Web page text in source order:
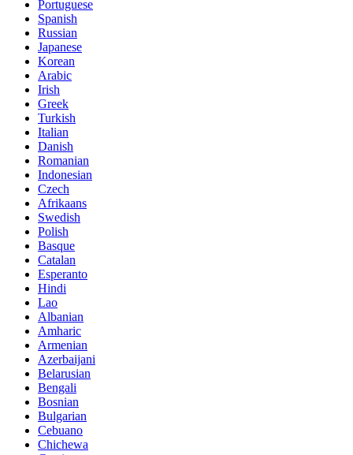
Portuguese
Spanish
Russian
Japanese
Korean
Arabic
Irish
Greek
Turkish
Italian
Danish
Romanian
Indonesian
Czech
Afrikaans
Swedish
Polish
Basque
Catalan
Esperanto
Hindi
Lao
Albanian
Amharic
Armenian
Azerbaijani
Belarusian
Bengali
Bosnian
Bulgarian
Cebuano
Chichewa